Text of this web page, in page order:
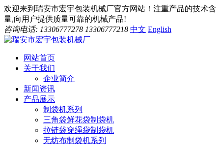
欢迎来到瑞安市宏宇包装机械厂官方网站！注重产品的技术含
量,向用户提供质量可靠的机械产品!
咨询电话: 13306777278 13306777218 中文 English
网站首页
关于我们
企业简介
新闻资讯
产品展示
制袋机系列
三角袋鲜花袋制袋机
拉链袋穿绳袋制袋机
无纺布制袋机系列